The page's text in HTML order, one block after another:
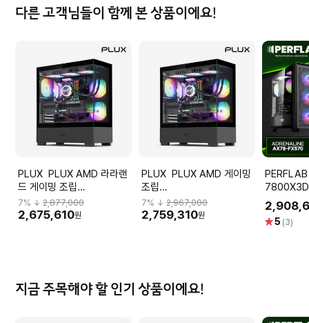
다른 고객님들이 함께 본 상품이에요!
PLUX PLUX AMD 라라랜
드 게이밍 조립
PC(7800X3D/9070XT/32G/1TB)
조립식컴퓨터
7% ↓ 2,877,000
2,675,610원
PLUX PLUX AMD 게이밍
조립
PC(7800X3D/5070/32G/2TB)
조립식컴퓨터
7% ↓2,967,000
2,759,310원
PERFLAB 라이
12GB
퓨터 데스
별5 (3)
지금 주목해야 할 인기 상품이에요!